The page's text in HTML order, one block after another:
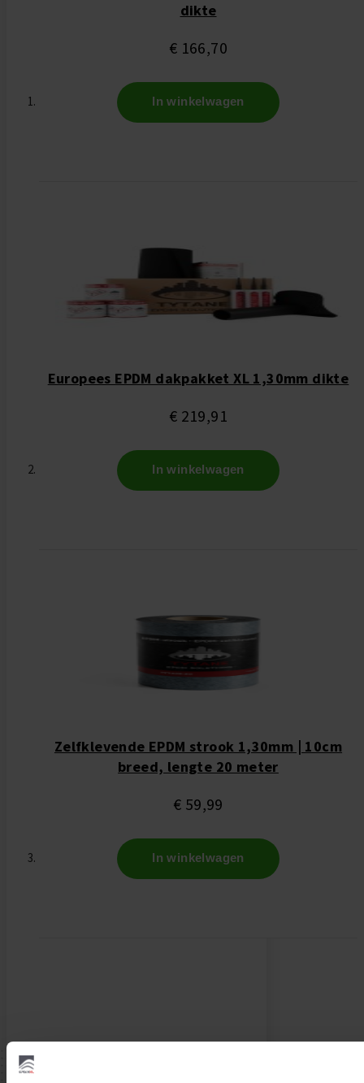
dikte
€ 166,70
In winkelwagen
Europees EPDM dakpakket XL 1,30mm dikte
€ 219,91
In winkelwagen
Zelfklevende EPDM strook 1,30mm | 10cm
breed, lengte 20 meter
€ 59,99
In winkelwagen